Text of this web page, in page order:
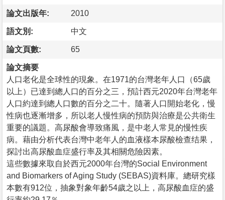
論文出版年: 2010
語文別: 中文
論文頁數: 65
論文摘要
人口老化是全球性的現象。在1971的台灣老年人口（65歲
以上）已達到總人口的百分之三，預計西元2020年台灣老年
人口約達到總人口數的百分之二十。隨著人口開始老化，慢
性病也逐漸增多，所以老人慢性病的預防與治療是公共衛生
重要的議題。高尿酸會導致痛風，是中老人常見的慢性疾
病。藉由分析代表台灣中老年人的血液樣本尿酸檢查结果，
探討出高尿酸血症盛行率及其相關危險因素。
這些數據來取自於西元2000年台灣的Social Environment
and Biomarkers of Aging Study (SEBAS)資料庫。總研究樣
本數有912位，抽象對象年齡54歲之以上，高尿酸血症的盛